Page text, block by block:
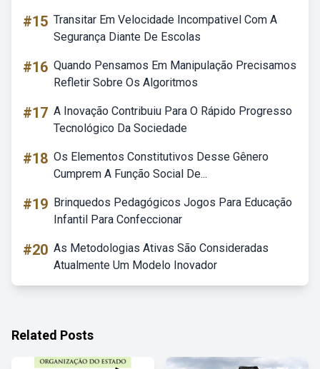
#15 Transitar Em Velocidade Incompativel Com A
Segurança Diante De Escolas
#16 Quando Pensamos Em Manipulação Precisamos
Refletir Sobre Os Algoritmos
#17 A Inovação Contribuiu Para O Rápido Progresso
Tecnológico Da Sociedade
#18 Os Elementos Constitutivos Desse Gênero
Cumprem A Função Social De...
#19 Brinquedos Pedagógicos Jogos Para Educação
Infantil Para Confeccionar
#20 As Metodologias Ativas São Consideradas
Atualmente Um Modelo Inovador
Related Posts